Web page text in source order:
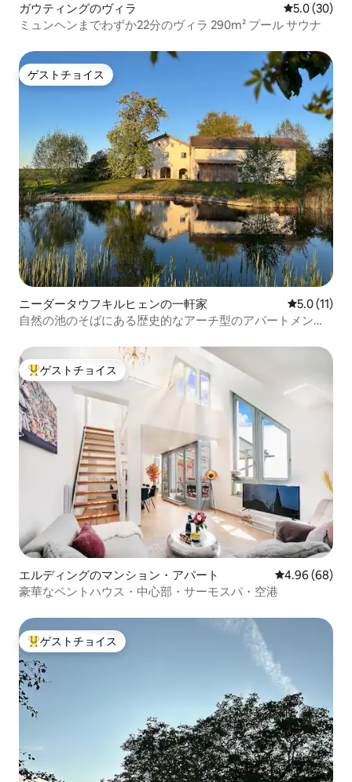
ガウティングのヴィラ レビュー30
5.0 (30)
ミュンヘンまでわずか22分のヴィラ 290m² プール サウナ
ゲストチョイス
ゲストチョイス
ニーダータウフキルヒェンの一軒家 レビュー11
5.0 (11)
自然の池のそばにある歴史的なアーチ型のアパートメント
大好評のゲストチョイスです。
ゲストチョイス
エルディングのマンション・アパート レビュー68件
4.96 (68)
豪華なペントハウス・中心部・サーモスパ・空港
大好評のゲストチョイスです。
ゲストチョイス